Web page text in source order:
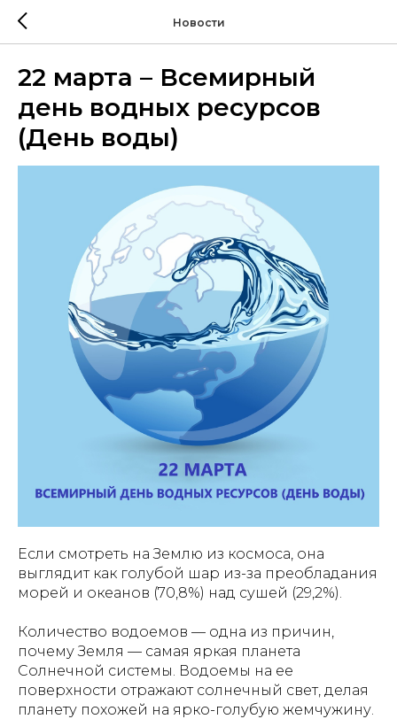
Новости
22 марта – Всемирный
день водных ресурсов
(День воды)
Если смотреть на Землю из космоса, она
выглядит как голубой шар из-за преобладания
морей и океанов (70,8%) над сушей (29,2%).
Количество водоемов — одна из причин,
почему Земля — самая яркая планета
Солнечной системы. Водоемы на ее
поверхности отражают солнечный свет, делая
планету похожей на ярко-голубую жемчужину.